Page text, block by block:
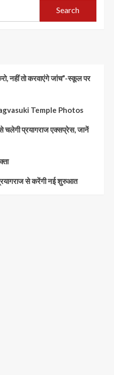
Search
नहीं तो करवाएंगे जांच”-स्कूल पर
Nagvasuki Temple Photos
प्रयागराज एक्सप्रेस, जानें
प्रयागराज से करेंगी नई शुरुआत